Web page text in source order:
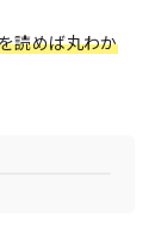
読めば丸わか